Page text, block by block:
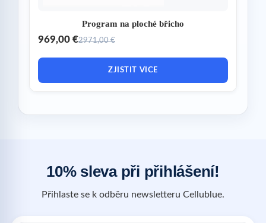
Program na ploché břicho
969,00 €2971,00 €
ZJISTIT VICE
10% sleva při přihlášení!
Přihlaste se k odběru newsletteru Cellublue.